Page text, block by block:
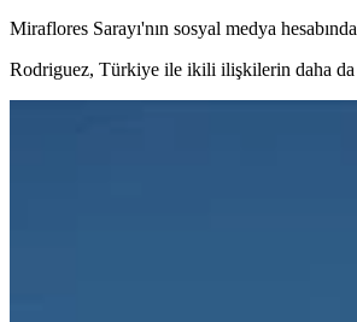
Miraflores Sarayı'nın sosyal medya
Rodriguez, Türkiye ile ikili ilişkilerin daha